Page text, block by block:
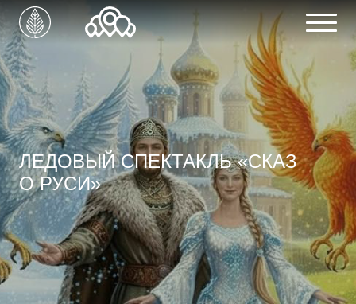
ЛЕДОВЫЙ СПЕКТАКЛЬ «СКАЗ
О РУСИ»